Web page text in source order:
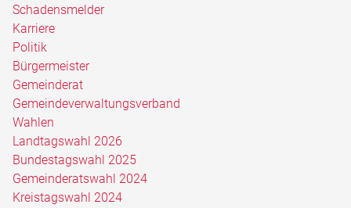
Schadensmelder
Karriere
Politik
Bürgermeister
Gemeinderat
Gemeindeverwaltungsverband
Wahlen
Landtagswahl 2026
Bundestagswahl 2025
Gemeinderatswahl 2024
Kreistagswahl 2024